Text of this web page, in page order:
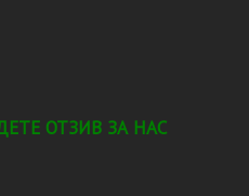
ОТЗИВ ЗА НАС